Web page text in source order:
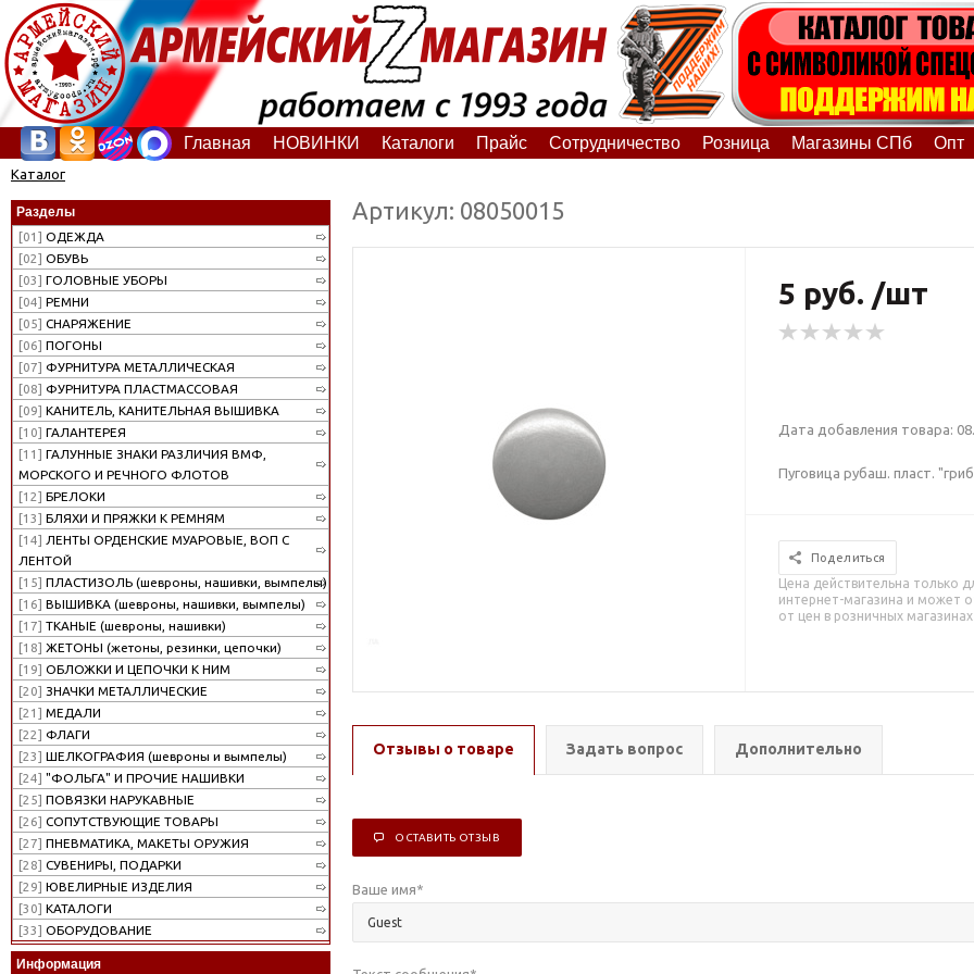
Главная НОВИНКИ Каталоги Прайс Сотрудничество Розница Магазины СПб Опт
Каталог
Разделы
[01] ОДЕЖДА
[02] ОБУВЬ
[03] ГОЛОВНЫЕ УБОРЫ
[04] РЕМНИ
[05] СНАРЯЖЕНИЕ
[06] ПОГОНЫ
[07] ФУРНИТУРА МЕТАЛЛИЧЕСКАЯ
[08] ФУРНИТУРА ПЛАСТМАССОВАЯ
[09] КАНИТЕЛЬ, КАНИТЕЛЬНАЯ ВЫШИВКА
[10] ГАЛАНТЕРЕЯ
[11] ГАЛУННЫЕ ЗНАКИ РАЗЛИЧИЯ ВМФ,
МОРСКОГО И РЕЧНОГО ФЛОТОВ
[12] БРЕЛОКИ
[13] БЛЯХИ И ПРЯЖКИ К РЕМНЯМ
[14] ЛЕНТЫ ОРДЕНСКИЕ МУАРОВЫЕ, ВОП С
ЛЕНТОЙ
[15] ПЛАСТИЗОЛЬ (шевроны, нашивки, вымпелы)
[16] ВЫШИВКА (шевроны, нашивки, вымпелы)
[17] ТКАНЫЕ (шевроны, нашивки)
[18] ЖЕТОНЫ (жетоны, резинки, цепочки)
[19] ОБЛОЖКИ И ЦЕПОЧКИ К НИМ
[20] ЗНАЧКИ МЕТАЛЛИЧЕСКИЕ
[21] МЕДАЛИ
[22] ФЛАГИ
[23] ШЕЛКОГРАФИЯ (шевроны и вымпелы)
[24] "ФОЛЬГА" И ПРОЧИЕ НАШИВКИ
[25] ПОВЯЗКИ НАРУКАВНЫЕ
[26] СОПУТСТВУЮЩИЕ ТОВАРЫ
[27] ПНЕВМАТИКА, МАКЕТЫ ОРУЖИЯ
[28] СУВЕНИРЫ, ПОДАРКИ
[29] ЮВЕЛИРНЫЕ ИЗДЕЛИЯ
[30] КАТАЛОГИ
[33] ОБОРУДОВАНИЕ
Информация
Артикул: 08050015
5 руб. /шт
Дата добавления товара:
Пуговица рубаш. пласт.
Поделиться
Цена действительна только
интернет-магазина и может
от цен в розничных магазинах
Отзывы о товаре Задать вопрос Дополнительно
ОСТАВИТЬ ОТЗЫВ
Ваше имя*